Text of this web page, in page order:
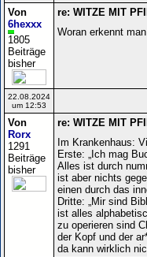
Von
6hexxx
1805
Beiträge
bisher
re: WITZE MIT
Woran erkennt
22.08.2024
um 12:53
Von
Rorx
1291
Beiträge
bisher
re: WITZE MIT
Im Krankenhaus:
Erste: „Ich mag
Alles ist durch
ist aber nichts
einen durch das
Dritte: „Mir sind
ist alles
zu operieren sind
der Kopf und der
da kann wirklich